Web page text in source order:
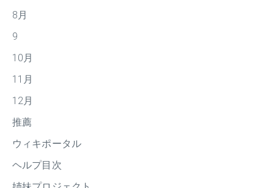
8月
9
10月
11月
12月
推薦
ウィキポータル
ヘルプ目次